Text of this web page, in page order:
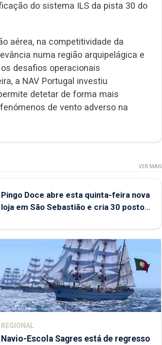
do sistema ILS da pista 30 do
aérea, na competitividade da
numa região arquipelágica e
desafios operacionais
a NAV Portugal investiu
detetar de forma mais
de vento adverso na
VER MAIS
Pingo Doce abre esta quinta-feira nova
loja em São Sebastião e cria 30 postos
REGIONAL
Navio-Escola Sagres está de regresso